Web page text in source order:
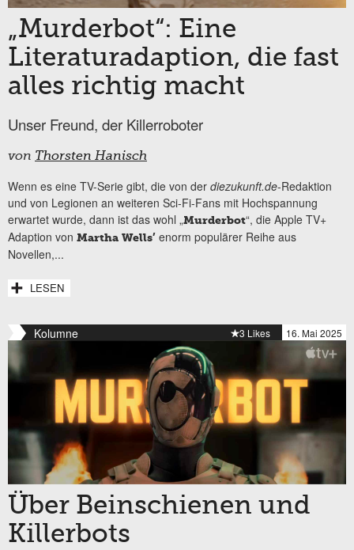
„Murderbot“: Eine
Literaturadaption, die fast
alles richtig macht
Unser Freund, der Killerroboter
von Thorsten Hanisch
Wenn es eine TV-Serie gibt, die von der diezukunft.de-Redaktion
und von Legionen an weiteren Sci-Fi-Fans mit Hochspannung
erwartet wurde, dann ist das wohl „Murderbot“, die Apple TV+
Adaption von Martha Wells’ enorm populärer Reihe aus
Novellen,...
LESEN
Kolumne 16. Mai 2025
3 Likes
Über Beinschienen und
Killerbots